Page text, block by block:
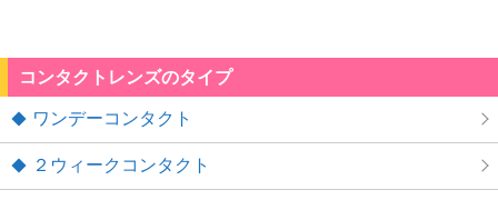
コンタクトレンズのタイプ
ワンデーコンタクト
２ウィークコンタクト